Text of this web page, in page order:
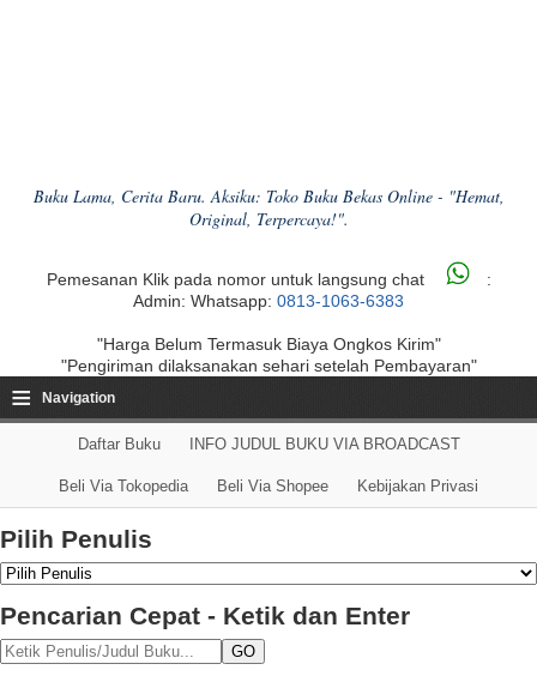
Buku Lama, Cerita Baru. Aksiku: Toko Buku Bekas Online - "Hemat,
Original, Terpercaya!".
Pemesanan Klik pada nomor untuk langsung chat
:
Admin: Whatsapp: 0813-1063-6383
"Harga Belum Termasuk Biaya Ongkos Kirim"
"Pengiriman dilaksanakan sehari setelah Pembayaran"
≡ Navigation
Daftar Buku INFO JUDUL BUKU VIA BROADCAST
Beli Via Tokopedia Beli Via Shopee Kebijakan Privasi
Pilih Penulis
Pencarian Cepat - Ketik dan Enter
GO